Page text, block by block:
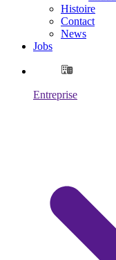
Histoire
Contact
News
Jobs
Entreprise